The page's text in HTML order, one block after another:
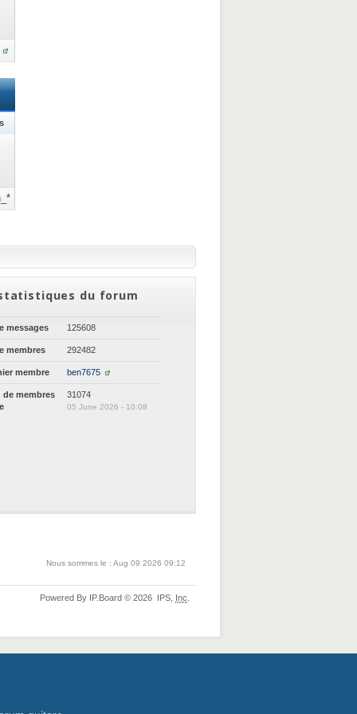
du forum
messages 125608
membres 292482
membre ben7675
de membres
31074
05 June 2026 - 10:08
Nous sommes le : Aug 09 2026 09:12
Powered By IP.Board © 2026 IPS, Inc